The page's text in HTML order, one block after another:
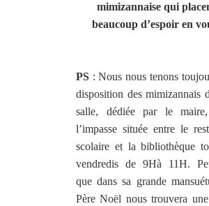
mimizannaise qui
beaucoup d’espoir en
PS : Nous nous tenons
disposition des mimizannais
salle, dédiée par le
l’impasse située entre le
scolaire et la bibliothèque
vendredis de 9Hà 11H.
que dans sa grande
Père Noël nous trouvera